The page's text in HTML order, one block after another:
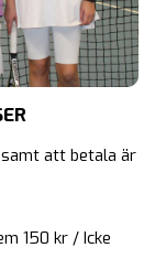
att betala är
150 kr / Icke